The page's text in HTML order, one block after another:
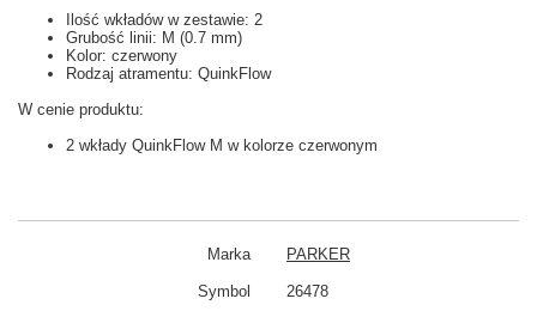
Ilość wkładów w zestawie: 2
Grubość linii: M (0.7 mm)
Kolor: czerwony
Rodzaj atramentu: QuinkFlow
W cenie produktu:
2 wkłady QuinkFlow M w kolorze czerwonym
Marka PARKER
Symbol 26478